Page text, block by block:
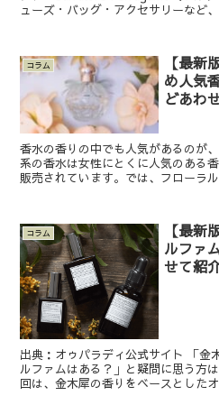
ューズ・バッグ・アクセサリーなど
コラム
【最新
め人気
どあわ
香水の香りの中でも人気があるのが
系の香水は女性にとくに人気のある
販売されています。では、フローラ
コラム
【最新
ルファ
せて紹
出典：オゥパラディ公式サイト 「金
ルファムはある？」と疑問に思う方
回は、金木犀の香りをベースとした